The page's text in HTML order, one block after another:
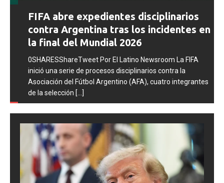
FIFA abre expedientes disciplinarios
contra Argentina tras los incidentes en
la final del Mundial 2026
0SHARESShareTweet Por El Latino Newsroom La FIFA
inició una serie de procesos disciplinarios contra la
Asociación del Fútbol Argentino (AFA), cuatro integrantes
de la selección[...]
Prev